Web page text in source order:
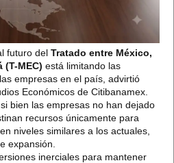
futuro del Tratado entre México,
(T-MEC) está limitando las
empresas en el país, advirtió
Económicos de Citibanamex.
bien las empresas no han dejado
recursos únicamente para
niveles similares a los actuales,
expansión.
inerciales para mantener